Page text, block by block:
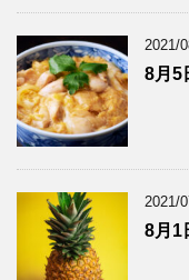
2021/
8月5
2021/
8月1